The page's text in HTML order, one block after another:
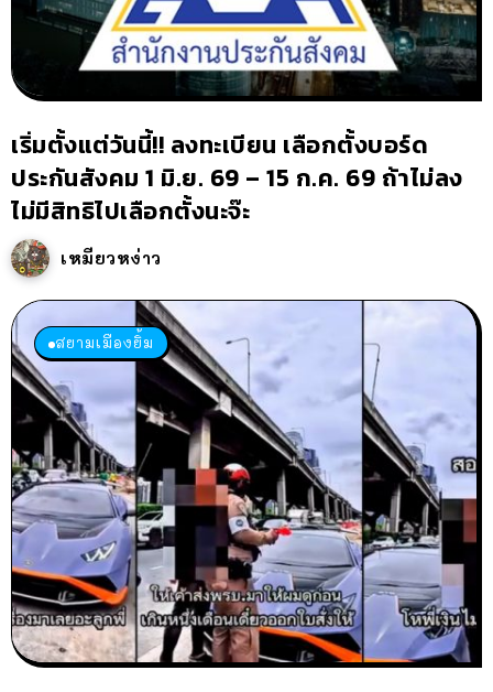
เริ่มตั้งแต่วันนี้!! ลงทะเบียน เลือกตั้งบอร์ด
ประกันสังคม 1 มิ.ย. 69 – 15 ก.ค. 69 ถ้าไม่ลง
ไม่มีสิทธิไปเลือกตั้งนะจ๊ะ
เหมียวหง่าว
สยามเมืองยิ้ม